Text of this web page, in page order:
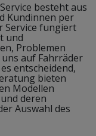
besteht aus
Kundinnen per
Service fungiert
und
Problemen
auf Fahrräder
entscheidend,
bieten
Modellen
deren
Auswahl des